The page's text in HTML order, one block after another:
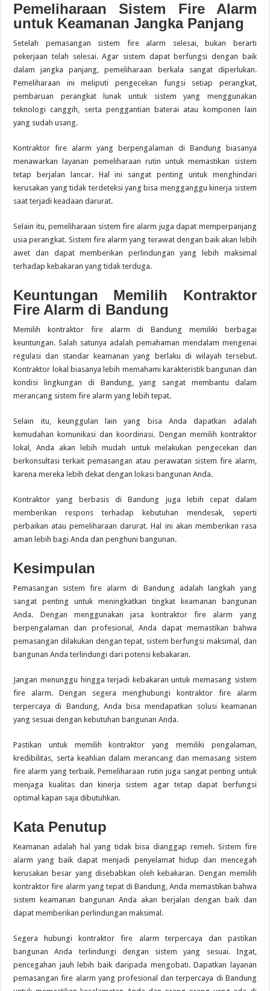
Pemeliharaan Sistem Fire Alarm
untuk Keamanan Jangka Panjang
Setelah pemasangan sistem fire alarm selesai, bukan berarti
pekerjaan telah selesai. Agar sistem dapat berfungsi dengan baik
dalam jangka panjang, pemeliharaan berkala sangat diperlukan.
Pemeliharaan ini meliputi pengecekan fungsi setiap perangkat,
pembaruan perangkat lunak untuk sistem yang menggunakan
teknologi canggih, serta penggantian baterai atau komponen lain
yang sudah usang.
Kontraktor fire alarm yang berpengalaman di Bandung biasanya
menawarkan layanan pemeliharaan rutin untuk memastikan sistem
tetap berjalan lancar. Hal ini sangat penting untuk menghindari
kerusakan yang tidak terdeteksi yang bisa mengganggu kinerja sistem
saat terjadi keadaan darurat.
Selain itu, pemeliharaan sistem fire alarm juga dapat memperpanjang
usia perangkat. Sistem fire alarm yang terawat dengan baik akan lebih
awet dan dapat memberikan perlindungan yang lebih maksimal
terhadap kebakaran yang tidak terduga.
Keuntungan Memilih Kontraktor
Fire Alarm di Bandung
Memilih kontraktor fire alarm di Bandung memiliki berbagai
keuntungan. Salah satunya adalah pemahaman mendalam mengenai
regulasi dan standar keamanan yang berlaku di wilayah tersebut.
Kontraktor lokal biasanya lebih memahami karakteristik bangunan dan
kondisi lingkungan di Bandung, yang sangat membantu dalam
merancang sistem fire alarm yang lebih tepat.
Selain itu, keunggulan lain yang bisa Anda dapatkan adalah
kemudahan komunikasi dan koordinasi. Dengan memilih kontraktor
lokal, Anda akan lebih mudah untuk melakukan pengecekan dan
berkonsultasi terkait pemasangan atau perawatan sistem fire alarm,
karena mereka lebih dekat dengan lokasi bangunan Anda.
Kontraktor yang berbasis di Bandung juga lebih cepat dalam
memberikan respons terhadap kebutuhan mendesak, seperti
perbaikan atau pemeliharaan darurat. Hal ini akan memberikan rasa
aman lebih bagi Anda dan penghuni bangunan.
Kesimpulan
Pemasangan sistem fire alarm di Bandung adalah langkah yang
sangat penting untuk meningkatkan tingkat keamanan bangunan
Anda. Dengan menggunakan jasa kontraktor fire alarm yang
berpengalaman dan profesional, Anda dapat memastikan bahwa
pemasangan dilakukan dengan tepat, sistem berfungsi maksimal, dan
bangunan Anda terlindungi dari potensi kebakaran.
Jangan menunggu hingga terjadi kebakaran untuk memasang sistem
fire alarm. Dengan segera menghubungi kontraktor fire alarm
terpercaya di Bandung, Anda bisa mendapatkan solusi keamanan
yang sesuai dengan kebutuhan bangunan Anda.
Pastikan untuk memilih kontraktor yang memiliki pengalaman,
kredibilitas, serta keahlian dalam merancang dan memasang sistem
fire alarm yang terbaik. Pemeliharaan rutin juga sangat penting untuk
menjaga kualitas dan kinerja sistem agar tetap dapat berfungsi
optimal kapan saja dibutuhkan.
Kata Penutup
Keamanan adalah hal yang tidak bisa dianggap remeh. Sistem fire
alarm yang baik dapat menjadi penyelamat hidup dan mencegah
kerusakan besar yang disebabkan oleh kebakaran. Dengan memilih
kontraktor fire alarm yang tepat di Bandung, Anda memastikan bahwa
sistem keamanan bangunan Anda akan berjalan dengan baik dan
dapat memberikan perlindungan maksimal.
Segera hubungi kontraktor fire alarm terpercaya dan pastikan
bangunan Anda terlindungi dengan sistem yang sesuai. Ingat,
pencegahan jauh lebih baik daripada mengobati. Dapatkan layanan
pemasangan fire alarm yang profesional dan terpercaya di Bandung